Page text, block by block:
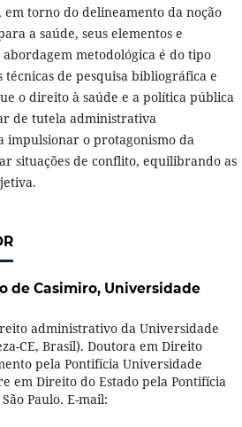
torno do delineamento da noção
a saúde, seus elementos e
metodológica é do tipo
de pesquisa bibliográfica e
o direito à saúde e a política pública
de tutela administrativa
o protagonismo da
situações de conflito, equilibrando as
de Casimiro, Universidade
administrativo da Universidade
CE, Brasil). Doutora em Direito
pela Pontifícia Universidade
em Direito do Estado pela Pontifícia
Paulo. E-mail: